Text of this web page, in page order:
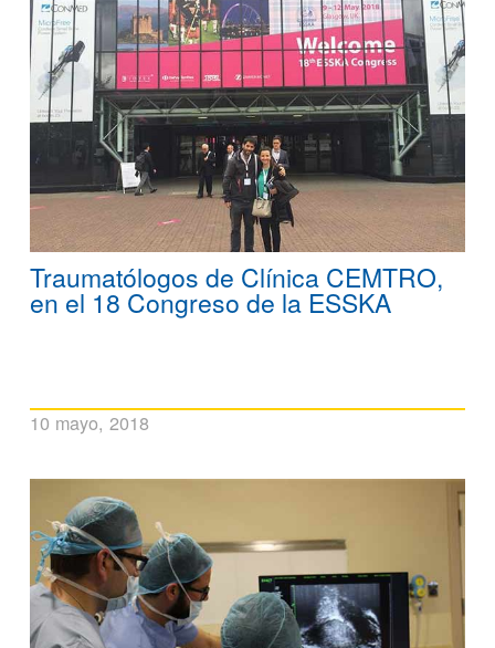
Traumatólogos de Clínica CEMTRO,
en el 18 Congreso de la ESSKA
10 mayo, 2018